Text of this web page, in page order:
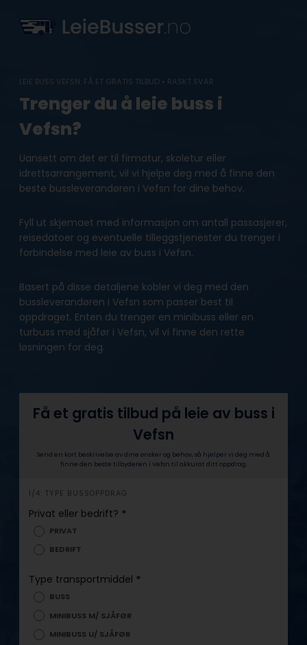
content
LEIE BUSS VEFSN: FÅ ET GRATIS TILBUD • RASKT SVAR
Trenger du å leie buss i
Vefsn?
Uansett om det er til firmatur, skoletur eller
idrettsarrangement, vil vi hjelpe deg med å finne den
beste bussleverandøren i Vefsn for dine behov.
Fyll ut skjemaet med informasjon om antall passasjerer,
reisedatoer og eventuelle tilleggstjenester du trenger i
forbindelse med leie av buss i Vefsn.
Basert på disse detaljene kobler vi deg med den
bussleverandøren i Vefsn som passer best til
oppdraget. Enten du trenger en minibuss eller en
turbuss med sjåfør i Vefsn, vil vi finne den rette
løsningen for deg.
Få et gratis tilbud på leie av buss i
Vefsn
Send en kort beskrivelse av dine ønsker og behov, så hjelper vi deg med å
finne den beste tilbyderen i Vefsn til akkurat ditt oppdrag.
h
e
1/4: TYPE BUSSOPPDRAG
Privat eller bedrift? *
PRIVAT
BEDRIFT
Type transportmiddel *
BUSS
MINIBUSS M/ SJÅFØR
MINIBUSS U/ SJÅFØR